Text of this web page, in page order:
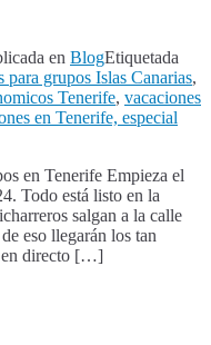
en BlogEtiquetada
para grupos Islas Canarias,
Tenerife, vacaciones
en Tenerife, especial
en Tenerife Empieza el
Todo está listo en la
salgan a la calle
eso llegarán los tan
en directo […]